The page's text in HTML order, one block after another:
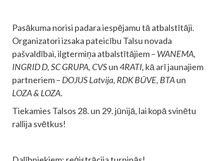
Pasākuma norisi padara iespējamu tā atbalstītāji.
Organizatori izsaka pateicību Talsu novada
pašvaldībai, ilgtermiņa atbalstītājiem – WANEMA,
INGRID D, SC GRUPA, CVSun4RATI, kā arī jaunajiem
partneriem – DOJUS Latvija, RDK BŪVE, BTAun
LOZA & LOZA.
Tiekamies Talsos 28. un 29. jūnijā, lai kopā svinētu
rallija svētkus!